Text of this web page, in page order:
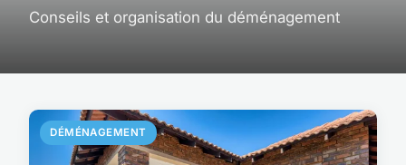
Conseils et organisation du déménagement
DÉMÉNAGEMENT